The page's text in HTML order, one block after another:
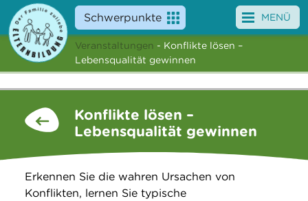
Schwerpunkte
Angebote
News
Über uns
MENÜ
Veranstaltungen - Konflikte lösen –
Lebensqualität gewinnen
Konflikte lösen –
Lebensqualität gewinnen
Erkennen Sie die wahren Ursachen von
Konflikten, lernen Sie typische